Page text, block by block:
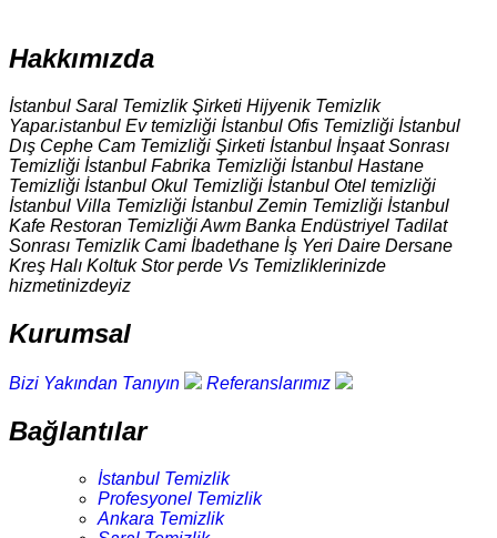
Hakkımızda
İstanbul Saral Temizlik Şirketi Hijyenik Temizlik
Yapar.istanbul Ev temizliği İstanbul Ofis Temizliği İstanbul
Dış Cephe Cam Temizliği Şirketi İstanbul İnşaat Sonrası
Temizliği İstanbul Fabrika Temizliği İstanbul Hastane
Temizliği İstanbul Okul Temizliği İstanbul Otel temizliği
İstanbul Villa Temizliği İstanbul Zemin Temizliği İstanbul
Kafe Restoran Temizliği Awm Banka Endüstriyel Tadilat
Sonrası Temizlik Cami İbadethane İş Yeri Daire Dersane
Kreş Halı Koltuk Stor perde Vs Temizliklerinizde
hizmetinizdeyiz
Kurumsal
Bizi Yakından Tanıyın Referanslarımız
Bağlantılar
İstanbul Temizlik
Profesyonel Temizlik
Ankara Temizlik